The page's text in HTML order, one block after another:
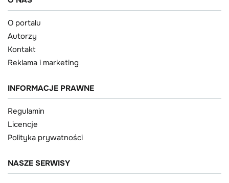
O portalu
Autorzy
Kontakt
Reklama i marketing
INFORMACJE PRAWNE
Regulamin
Licencje
Polityka prywatności
NASZE SERWISY